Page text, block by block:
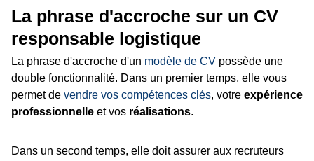
La phrase d'accroche sur un CV
responsable logistique
La phrase d'accroche d'un modèle de CV possède une
double fonctionnalité. Dans un premier temps, elle vous
permet de vendre vos compétences clés, votre expérience
professionnelle et vos réalisations.
Dans un second temps, elle doit assurer aux recruteurs